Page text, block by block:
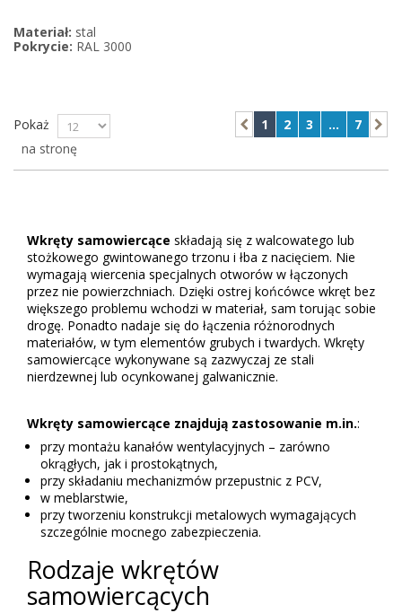
Materiał: stal
Pokrycie: RAL 3000
Pokaż
na stronę
1 2 3 ... 7
Wkręty samowiercące składają się z walcowatego lub
stożkowego gwintowanego trzonu i łba z nacięciem. Nie
wymagają wiercenia specjalnych otworów w łączonych
przez nie powierzchniach. Dzięki ostrej końcówce wkręt bez
większego problemu wchodzi w materiał, sam torując sobie
drogę. Ponadto nadaje się do łączenia różnorodnych
materiałów, w tym elementów grubych i twardych. Wkręty
samowiercące wykonywane są zazwyczaj ze stali
nierdzewnej lub ocynkowanej galwanicznie.
Wkręty samowiercące znajdują zastosowanie m.in.:
przy montażu kanałów wentylacyjnych – zarówno
okrągłych, jak i prostokątnych,
przy składaniu mechanizmów przepustnic z PCV,
w meblarstwie,
przy tworzeniu konstrukcji metalowych wymagających
szczególnie mocnego zabezpieczenia.
Rodzaje wkrętów
samowiercących